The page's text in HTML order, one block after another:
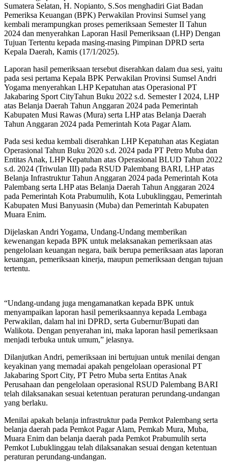
Sumatera Selatan, H. Nopianto, S.Sos menghadiri Giat Badan
Pemeriksa Keuangan (BPK) Perwakilan Provinsi Sumsel yang
kembali merampungkan proses pemeriksaan Semester II Tahun
2024 dan menyerahkan Laporan Hasil Pemeriksaan (LHP) Dengan
Tujuan Tertentu kepada masing-masing Pimpinan DPRD serta
Kepala Daerah, Kamis (17/1/2025).
Laporan hasil pemeriksaan tersebut diserahkan dalam dua sesi, yaitu
pada sesi pertama Kepala BPK Perwakilan Provinsi Sumsel Andri
Yogama menyerahkan LHP Kepatuhan atas Operasional PT
Jakabaring Sport CityTahun Buku 2022 s.d. Semester I 2024, LHP
atas Belanja Daerah Tahun Anggaran 2024 pada Pemerintah
Kabupaten Musi Rawas (Mura) serta LHP atas Belanja Daerah
Tahun Anggaran 2024 pada Pemerintah Kota Pagar Alam.
Pada sesi kedua kembali diserahkan LHP Kepatuhan atas Kegiatan
Operasional Tahun Buku 2020 s.d. 2024 pada PT Petro Muba dan
Entitas Anak, LHP Kepatuhan atas Operasional BLUD Tahun 2022
s.d. 2024 (Triwulan III) pada RSUD Palembang BARI, LHP atas
Belanja Infrastruktur Tahun Anggaran 2024 pada Pemerintah Kota
Palembang serta LHP atas Belanja Daerah Tahun Anggaran 2024
pada Pemerintah Kota Prabumulih, Kota Lubuklinggau, Pemerintah
Kabupaten Musi Banyuasin (Muba) dan Pemerintah Kabupaten
Muara Enim.
Dijelaskan Andri Yogama, Undang-Undang memberikan
kewenangan kepada BPK untuk melaksanakan pemeriksaan atas
pengelolaan keuangan negara, baik berupa pemeriksaan atas laporan
keuangan, pemeriksaan kinerja, maupun pemeriksaan dengan tujuan
tertentu.
“Undang-undang juga mengamanatkan kepada BPK untuk
menyampaikan laporan hasil pemeriksaannya kepada Lembaga
Perwakilan, dalam hal ini DPRD, serta Gubernur/Bupati dan
Walikota. Dengan penyerahan ini, maka laporan hasil pemeriksaan
menjadi terbuka untuk umum,” jelasnya.
Dilanjutkan Andri, pemeriksaan ini bertujuan untuk menilai dengan
keyakinan yang memadai apakah pengelolaan operasional PT
Jakabaring Sport City, PT Petro Muba serta Entitas Anak
Perusahaan dan pengelolaan operasional RSUD Palembang BARI
telah dilaksanakan sesuai ketentuan peraturan perundang-undangan
yang berlaku.
Menilai apakah belanja infrastruktur pada Pemkot Palembang serta
belanja daerah pada Pemkot Pagar Alam, Pemkab Mura, Muba,
Muara Enim dan belanja daerah pada Pemkot Prabumulih serta
Pemkot Lubuklinggau telah dilaksanakan sesuai dengan ketentuan
peraturan perundang-undangan.